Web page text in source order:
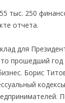
тыс. 250
отчета.
для
прошедший год
Борис